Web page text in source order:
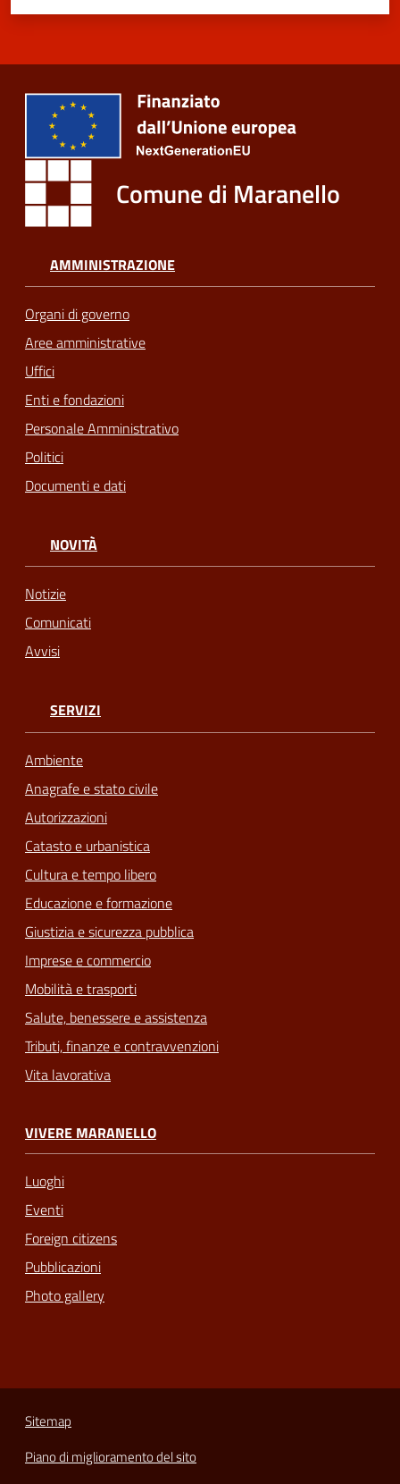
Comune di Maranello
AMMINISTRAZIONE
Organi di governo
Aree amministrative
Uffici
Enti e fondazioni
Personale Amministrativo
Politici
Documenti e dati
NOVITÀ
Notizie
Comunicati
Avvisi
SERVIZI
Ambiente
Anagrafe e stato civile
Autorizzazioni
Catasto e urbanistica
Cultura e tempo libero
Educazione e formazione
Giustizia e sicurezza pubblica
Imprese e commercio
Mobilità e trasporti
Salute, benessere e assistenza
Tributi, finanze e contravvenzioni
Vita lavorativa
VIVERE MARANELLO
Luoghi
Eventi
Foreign citizens
Pubblicazioni
Photo gallery
Sitemap
Piano di miglioramento del sito